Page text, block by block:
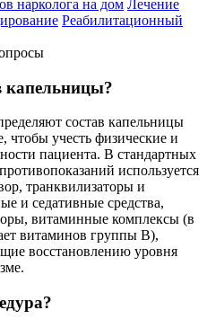
нарколога на дом Лечение
Реабилитационный
капельницы?
состав капельницы
чтобы учесть физические и
пациента. В стандартных
используется
транквилизаторы и
и седативные средства,
витаминные комплексы (в
витаминов группы В),
восстановлению уровня